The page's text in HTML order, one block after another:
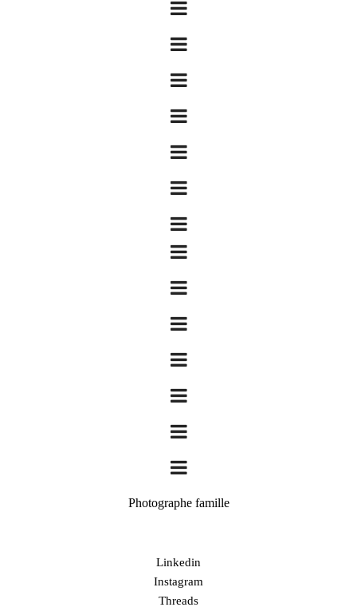
Photographe famille
Linkedin
Instagram
Threads